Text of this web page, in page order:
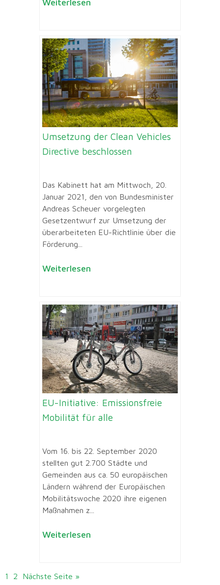
Weiterlesen
Umsetzung der Clean Vehicles
Directive beschlossen
Das Kabinett hat am Mittwoch, 20.
Januar 2021, den von Bundesminister
Andreas Scheuer vorgelegten
Gesetzentwurf zur Umsetzung der
überarbeiteten EU-Richtlinie über die
Förderung...
Weiterlesen
EU-Initiative: Emissionsfreie
Mobilität für alle
Vom 16. bis 22. September 2020
stellten gut 2.700 Städte und
Gemeinden aus ca. 50 europäischen
Ländern während der Europäischen
Mobilitätswoche 2020 ihre eigenen
Maßnahmen z...
Weiterlesen
1 2 Nächste Seite »